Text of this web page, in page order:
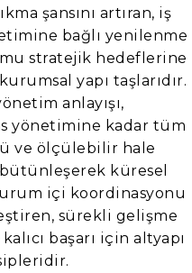
şansını artıran, iş
bağlı yenilenme
stratejik hedeflerine
yapı taşlarıdır.
anlayışı,
yönetimine kadar tüm
ve ölçülebilir hale
küresel
içi koordinasyonu
sürekli gelişme
başarı için altyapı